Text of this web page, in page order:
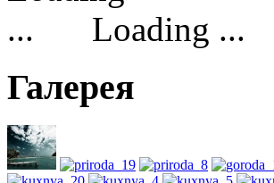
Loading ...
Галерея